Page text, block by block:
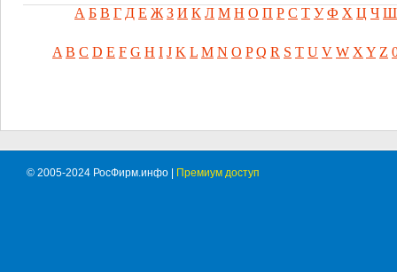
А Б В Г Д Е Ж З И К Л М Н О П Р С Т У Ф Х Ц Ч Ш
A B C D E F G H I J K L M N O P Q R S T U V W X Y Z
© 2005-2024 РосФирм.инфо | Премиум доступ